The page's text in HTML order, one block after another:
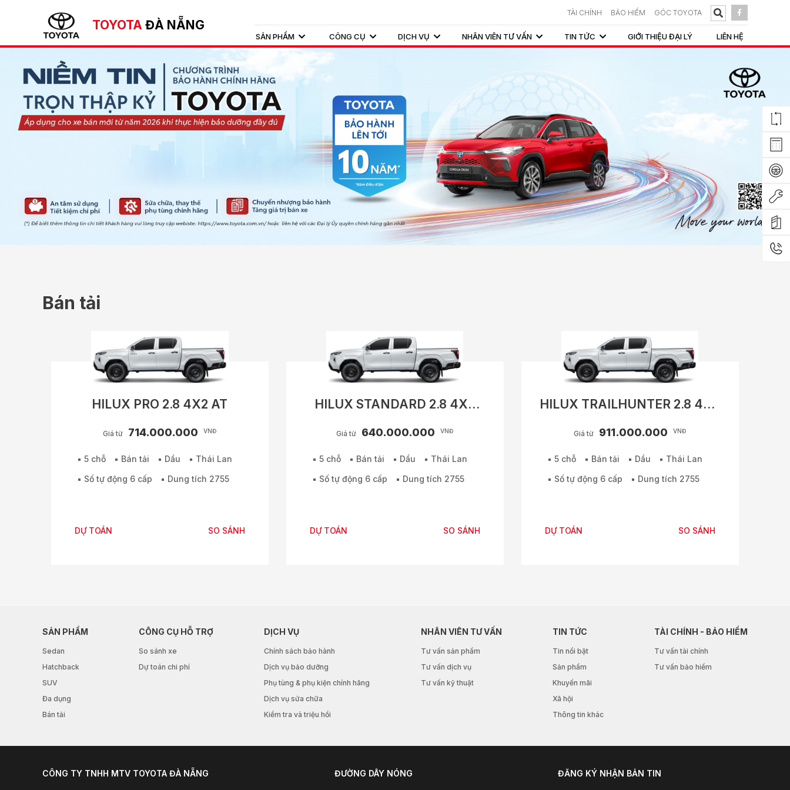
TOYOTA ĐÀ NẴNG
TÀI CHÍNH BẢO HIỂM GÓC TOYOTA
SẢN PHẨM CÔNG CỤ DỊCH VỤ NHÂN VIÊN TƯ VẤN TIN TỨC GIỚI THIỆU ĐẠI LÝ LIÊN HỆ
Bán tải
HILUX PRO 2.8 4X2 AT
Giá từ 714.000.000 VNĐ
5 chỗ Bán tải Dầu
Thái Lan
Số tự động 6 cấp
Dung tích 2755
DỰ TOÁN SO SÁNH
HILUX STANDARD 2.8 4X2
Giá từ 640.000.000 VNĐ
5 chỗ Bán tải Dầu
Thái Lan
Số tự động 6 cấp
Dung tích 2755
DỰ TOÁN SO SÁNH
HILUX TRAILHUNTER 2.8 4X4
Giá từ 911.000.000 VNĐ
5 chỗ Bán tải Dầu
Thái Lan
Số tự động 6 cấp
Dung tích 2755
DỰ TOÁN SO SÁNH
SẢN PHẨM
Sedan
Hatchback
SUV
Đa dụng
Bán tải
CÔNG CỤ HỖ TRỢ
So sánh xe
Dự toán chi phí
DỊCH VỤ
Chính sách bảo hành
Dịch vụ bảo dưỡng
Phụ tùng & phụ kiện chính hãng
Dịch vụ sửa chữa
Kiểm tra và triệu hồi
NHÂN VIÊN TƯ VẤN
Tư vấn sản phẩm
Tư vấn dịch vụ
Tư vấn kỹ thuật
TIN TỨC
Tin nổi bật
Sản phẩm
Khuyến mãi
Xã hội
Thông tin khác
TÀI CHÍNH - BẢO HIỂM
Tư vấn tài chính
Tư vấn bảo hiểm
CÔNG TY TNHH MTV TOYOTA ĐÀ NẴNG ĐƯỜNG DÂY NÓNG ĐĂNG KÝ NHẬN BẢN TIN